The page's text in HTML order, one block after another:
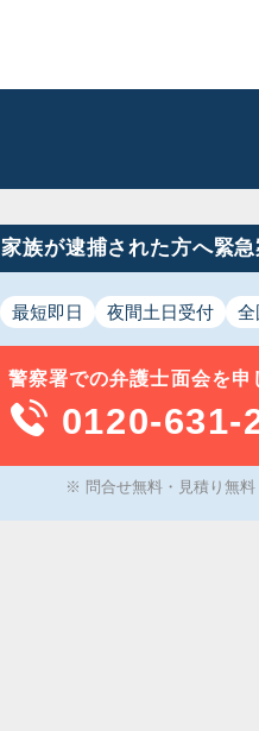
家族が逮捕された方へ緊急
最短即日 夜間土日受付 全
警察署での弁護士面会を申
0120-631-
※ 問合せ無料・見積り無料